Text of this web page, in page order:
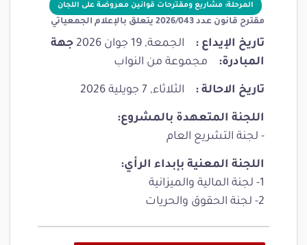
المرحلة: مشاريع ومقترحات قوانين معروضة على اللجان
مقترح قانون عدد 2026/043 يتعلق بالإعلام الجمعياتي
تاريخ الإيداع : الجمعة, 19 جوان 2026
جهة
المبادرة:
مجموعة من النواب
تاريخ الاحالة : الثلاثاء, 7 جويلية 2026
اللجنة المتعهدة بالمشروع:
- لجنة التشريع العام
اللجنة المعنية بإبداء الرأي:
1- لجنة المالية والميزانية
2- لجنة الحقوق والحريات